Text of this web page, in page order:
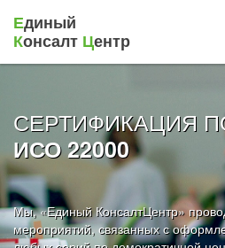
Единый
Консалт Центр
СЕРТИФИКАЦИЯ
ИСО 22000
Мы, «Единый КонсалтЦентр»
мероприятий, связанных с